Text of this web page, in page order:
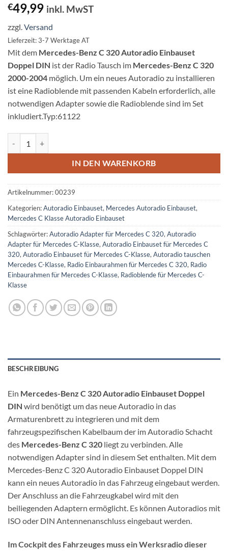
€49,99 inkl. MwST
zzgl.Versand
Lieferzeit: 3-7 Werktage AT
Mit dem Mercedes-Benz C 320 Autoradio Einbauset
Doppel DIN ist der Radio Tausch im Mercedes-Benz C 320
2000-2004 möglich. Um ein neues Autoradio zu installieren
ist eine Radioblende mit passenden Kabeln erforderlich, alle
notwendigen Adapter sowie die Radioblende sind im Set
inkludiert.Typ:61122
IN DEN WARENKORB
Artikelnummer:00239
Kategorien:Autoradio Einbauset, Mercedes Autoradio Einbauset,
Mercedes C Klasse Autoradio Einbauset
Schlagwörter:Autoradio Adapter für Mercedes C 320, Autoradio
Adapter für Mercedes C-Klasse, Autoradio Einbauset für Mercedes C
320, Autoradio Einbauset für Mercedes C-Klasse, Autoradio tauschen
Mercedes C-Klasse, Radio Einbaurahmen für Mercedes C 320, Radio
Einbaurahmen für Mercedes C-Klasse, Radioblende für Mercedes C-
Klasse
BESCHREIBUNG
Ein Mercedes-Benz C 320 Autoradio Einbauset Doppel
DIN wird benötigt um das neue Autoradio in das
Armaturenbrett zu integrieren und mit dem
fahrzeugspezifischen Kabelbaum der im Autoradio Schacht
des Mercedes-Benz C 320 liegt zu verbinden. Alle
notwendigen Adapter sind in diesem Set enthalten. Mit dem
Mercedes-Benz C 320 Autoradio Einbauset Doppel DIN
kann ein neues Autoradio in das Fahrzeug eingebaut werden.
Der Anschluss an die Fahrzeugkabel wird mit den
beiliegenden Adaptern ermöglicht. Es können Autoradios mit
ISO oder DIN Antennenanschluss eingebaut werden.
Im Cockpit des Fahrzeuges muss ein Werksradio dieser